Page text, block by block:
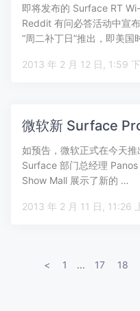
即将发布的 Surface RT
Reddit 有问必答活动中宣
“周二补丁日”推出，即美国
2013 年 2 月 12 日,
微软新 Surface
如预告，微软正式在今天
Surface 部门总经理
Show Mall 展示了新的 …
2013 年 2 月 11 日,
< 1 ... 17 18